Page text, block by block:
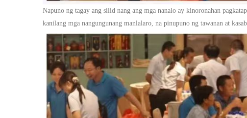
Napuno ng tagay ang silid nang ang mga nanalo ay kinoronahan
kanilang mga nangungunang manlalaro, na pinupuno ng tawanan at